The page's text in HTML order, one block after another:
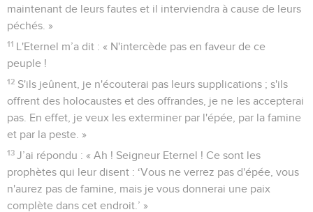
maintenant de leurs fautes et il interviendra à cause de leurs
péchés. »
11 L'Eternel m’a dit : « N'intercède pas en faveur de ce
peuple !
12 S'ils jeûnent, je n'écouterai pas leurs supplications ; s'ils
offrent des holocaustes et des offrandes, je ne les accepterai
pas. En effet, je veux les exterminer par l'épée, par la famine
et par la peste. »
13 J’ai répondu : « Ah ! Seigneur Eternel ! Ce sont les
prophètes qui leur disent : ‘Vous ne verrez pas d'épée, vous
n'aurez pas de famine, mais je vous donnerai une paix
complète dans cet endroit.’ »